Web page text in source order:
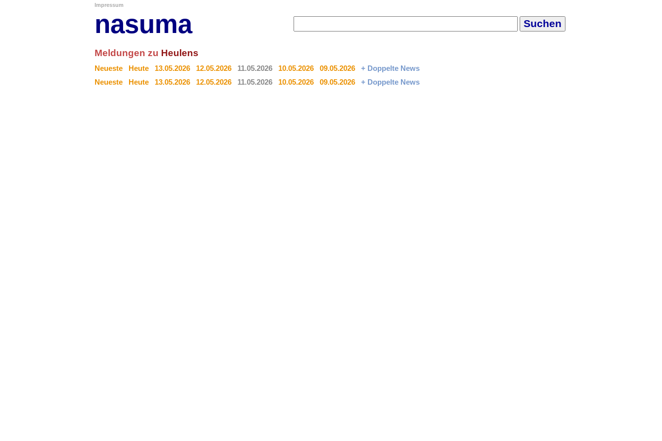
Impressum
nasuma
Meldungen zu Heulens
Neueste Heute 13.05.2026 12.05.2026 11.05.2026 10.05.2026 09.05.2026
+ Doppelte News
Neueste
Heute 13.05.2026 12.05.2026 11.05.2026 10.05.2026 09.05.2026 + Doppelte News